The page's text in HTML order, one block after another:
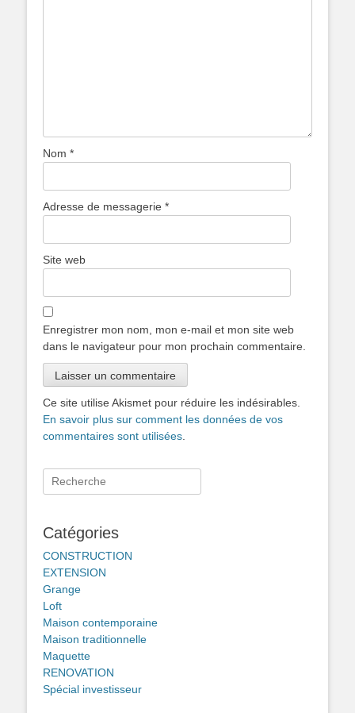
Nom *
Adresse de messagerie *
Site web
Enregistrer mon nom, mon e-mail et mon site web
dans le navigateur pour mon prochain commentaire.
Ce site utilise Akismet pour réduire les indésirables.
En savoir plus sur comment les données de vos
commentaires sont utilisées
Rechercher :
Catégories
CONSTRUCTION
EXTENSION
Grange
Loft
Maison contemporaine
Maison traditionnelle
Maquette
RENOVATION
Spécial investisseur